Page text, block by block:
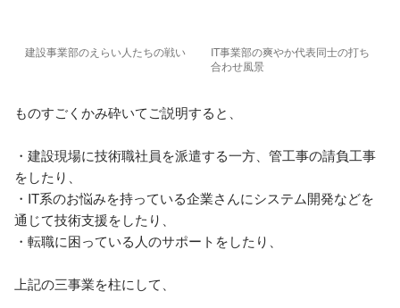
建設事業部のえらい人たちの戦い
IT事業部の爽やか代表同士の打ち
合わせ風景
ものすごくかみ砕いてご説明すると、
・建設現場に技術職社員を派遣する一方、管工事の請負工事
をしたり、
・IT系のお悩みを持っている企業さんにシステム開発などを
通じて技術支援をしたり、
・転職に困っている人のサポートをしたり、
上記の三事業を柱にして、